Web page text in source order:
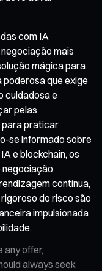
com IA
mais
mágica para
que exige
cuidadosa e
pelas
para praticar
se informado sobre
e blockchain, os
negociação
contínua,
do risco são
impulsionada
any offer,
always seek